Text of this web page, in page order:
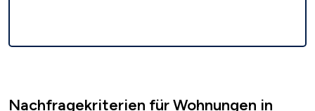
Nachfragekriterien für Wohnungen in